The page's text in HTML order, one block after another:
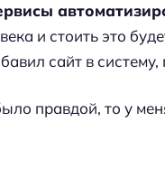
и стоить это
сайт в
правдой, то у